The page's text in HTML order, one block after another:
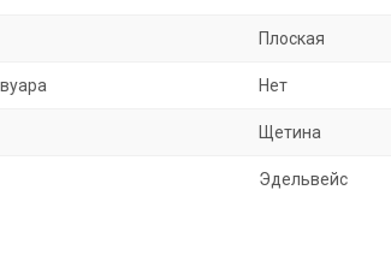
Плоская
Нет
Щетина
Эдельвейс